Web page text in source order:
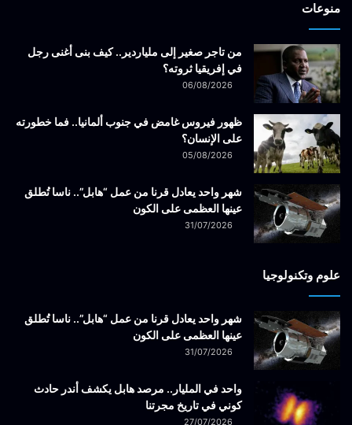
منوعات
من تاجر صغير إلى ملياردير.. كيف بنى أغنى رجل
في إفريقيا ثروته؟
06/08/2026
ظهور فيروس غامض في جنوب ألمانيا.. فما خطورته
على الإنسان؟
05/08/2026
شهر واحد يعادل قرنا من عمل “هابل”.. ناسا تُطلق
عينها العظمى على الكون
31/07/2026
علوم وتكنولوجيا
شهر واحد يعادل قرنا من عمل “هابل”.. ناسا تُطلق
عينها العظمى على الكون
31/07/2026
واحد في المليار.. مرصد هابل يكشف أندر حادث
كوني في تاريخ مجرتنا
27/07/2026